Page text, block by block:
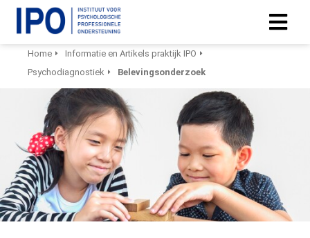
Home
Informatie en Artikels praktijk IPO
Psychodiagnostiek
Belevingsonderzoek